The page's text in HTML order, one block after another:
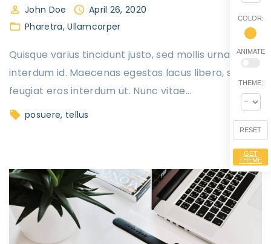
John Doe
April 26, 2020
Pharetra Ullamcorper
Quisque varius tincidunt justo, sed mollis urna
interdum id. Maecenas egestas lacus libero, sed
feugiat eros interdum ut. Nunc vitae…
posuere tellus
COLOR:
ANIMATE
THEME:
RESET
GET
THEME